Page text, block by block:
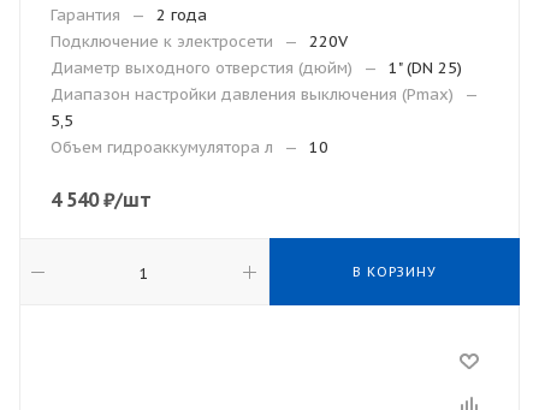
Гарантия
—
2 года
Подключение к электросети
—
220V
Диаметр выходного отверстия (дюйм)
—
1" (DN 25)
Диапазон настройки давления выключения (Рmax)
—
5,5
Объем гидроаккумулятора л
— 10
4 540₽/шт
В КОРЗИНУ